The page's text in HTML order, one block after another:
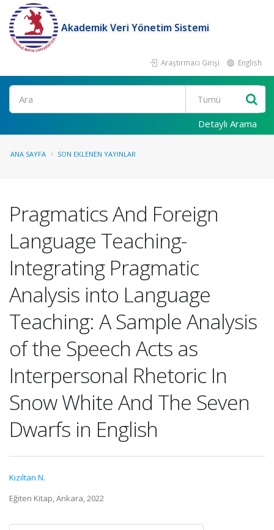
Akademik Veri Yönetim Sistemi
Araştırmacı Girişi English
Ara
Detaylı Arama
ANA SAYFA SON EKLENEN YAYINLAR
Pragmatics And Foreign
Language Teaching-
Integrating Pragmatic
Analysis into Language
Teaching: A Sample Analysis
of the Speech Acts as
Interpersonal Rhetoric In
Snow White And The Seven
Dwarfs in English
Kızıltan N.
Eğiten Kitap, Ankara, 2022